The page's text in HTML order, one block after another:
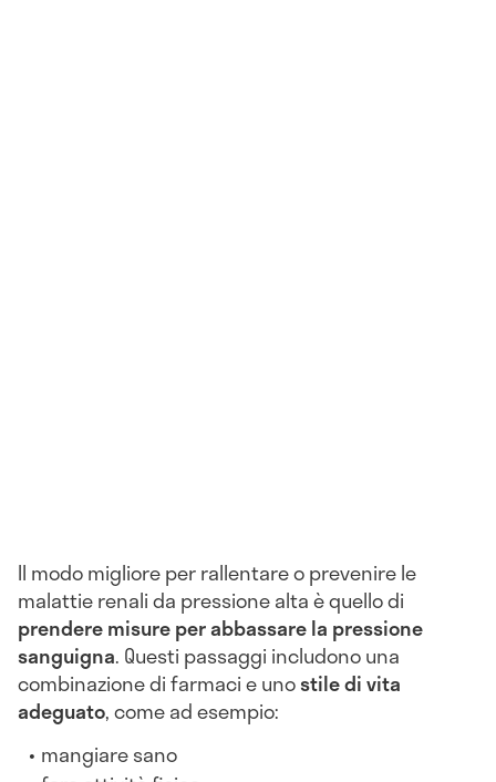
Il modo migliore per rallentare o prevenire le
malattie renali da pressione alta è quello di
prendere misure per abbassare la pressione
sanguigna. Questi passaggi includono una
combinazione di farmaci e unostile di vita
adeguato, come ad esempio:
mangiare sano